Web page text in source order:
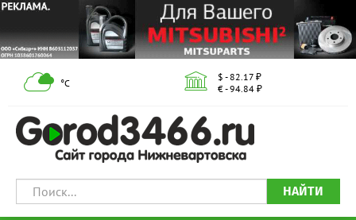
°С
$ - 82.17 ₽
€ - 94.84 ₽
НАЙТИ